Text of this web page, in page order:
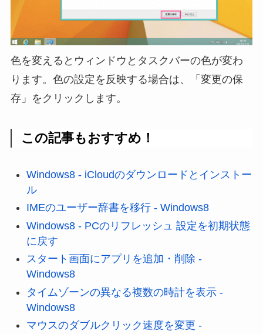
色を変えるとウィンドウとタスクバーの色が変わ
ります。色の設定を反映する場合は、「変更の保
存」をクリックします。
この記事もおすすめ！
Windows8 - iCloudのダウンロードとインストー
ル
IMEのユーザー辞書を移行 - Windows8
Windows8 - PCのリフレッシュ 設定を初期状態
に戻す
スタート画面にアプリを追加・削除 -
Windows8
タイムゾーンの異なる複数の時計を表示 -
Windows8
マウスのダブルクリック速度を変更 -